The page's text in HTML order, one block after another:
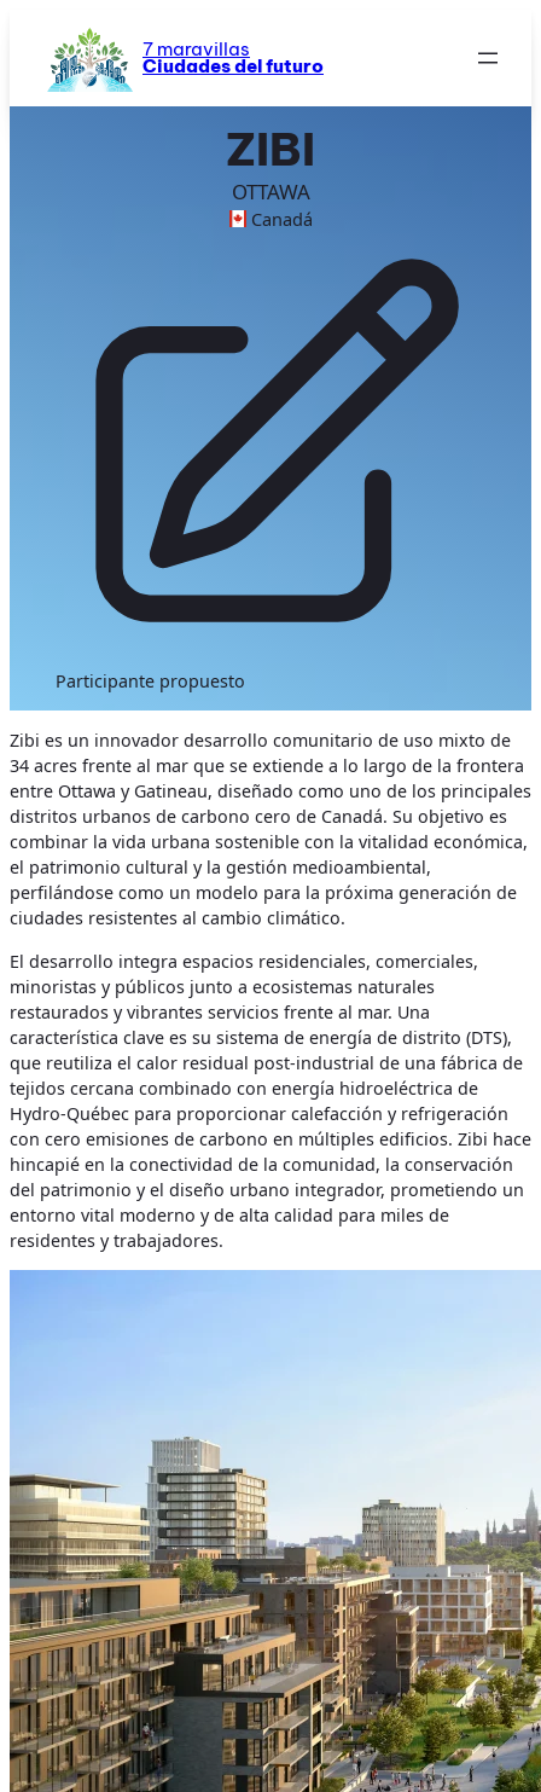
contenido
7 maravillas
Ciudades del futuro
ZIBI
OTTAWA
Canadá
Participante propuesto
Zibi es un innovador desarrollo comunitario de uso mixto de
34 acres frente al mar que se extiende a lo largo de la frontera
entre Ottawa y Gatineau, diseñado como uno de los principales
distritos urbanos de carbono cero de Canadá. Su objetivo es
combinar la vida urbana sostenible con la vitalidad económica,
el patrimonio cultural y la gestión medioambiental,
perfilándose como un modelo para la próxima generación de
ciudades resistentes al cambio climático.
El desarrollo integra espacios residenciales, comerciales,
minoristas y públicos junto a ecosistemas naturales
restaurados y vibrantes servicios frente al mar. Una
característica clave es su sistema de energía de distrito (DTS),
que reutiliza el calor residual post-industrial de una fábrica de
tejidos cercana combinado con energía hidroeléctrica de
Hydro-Québec para proporcionar calefacción y refrigeración
con cero emisiones de carbono en múltiples edificios. Zibi hace
hincapié en la conectividad de la comunidad, la conservación
del patrimonio y el diseño urbano integrador, prometiendo un
entorno vital moderno y de alta calidad para miles de
residentes y trabajadores.